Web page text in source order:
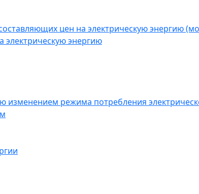
цен на электрическую энергию
энергию
изменением режима потребления